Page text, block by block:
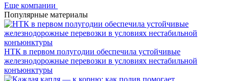
Еще компании
Популярные материалы
НТК в первом полугодии обеспечила устойчивые
железнодорожные перевозки в условиях нестабильной
конъюнктуры